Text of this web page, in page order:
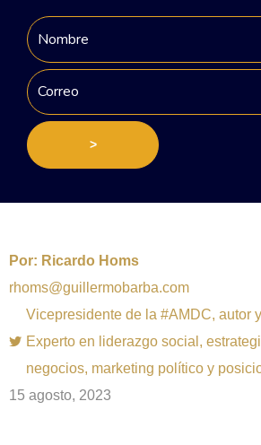
>
Por: Ricardo Homs
rhoms@guillermobarba.com
Vicepresidente de la #AMDC, autor
Experto en liderazgo social,
negocios, marketing político y
15 agosto, 2023